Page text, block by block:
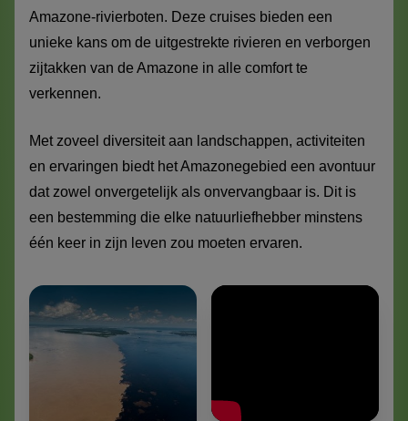
Amazone-rivierboten. Deze cruises bieden een
unieke kans om de uitgestrekte rivieren en verborgen
zijtakken van de Amazone in alle comfort te
verkennen.
Met zoveel diversiteit aan landschappen, activiteiten
en ervaringen biedt het Amazonegebied een avontuur
dat zowel onvergetelijk als onvervangbaar is. Dit is
een bestemming die elke natuurliefhebber minstens
één keer in zijn leven zou moeten ervaren.